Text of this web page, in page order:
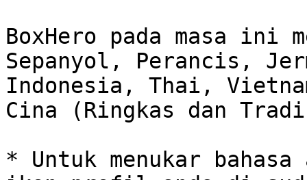
BoxHero pada masa ini
Sepanyol, Perancis,
Indonesia, Thai,
Cina (Ringkas dan
* Untuk menukar